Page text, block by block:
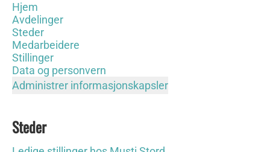
Hjem
Avdelinger
Steder
Medarbeidere
Stillinger
Data og personvern
Administrer informasjonskapsler
Steder